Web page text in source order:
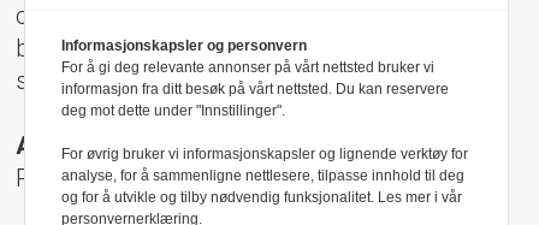
oppnevnt av Norsk Presseforbund som
behandler klager mot mediene i presseetiske
spørsmål.
Adresse:
Rådhusgt 17, 0158 Oslo
Informasjonskapsler og personvern
For å gi deg relevante annonser på vårt nettsted bruker vi
informasjon fra ditt besøk på vårt nettsted. Du kan reservere
deg mot dette under "Innstillinger".
For øvrig bruker vi informasjonskapsler og lignende verktøy for
analyse, for å sammenligne nettlesere, tilpasse innhold til deg
og for å utvikle og tilby nødvendig funksjonalitet. Les mer i vår
personvernerklæring.